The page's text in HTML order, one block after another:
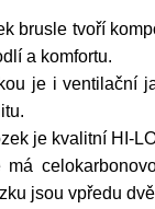
brusle tvoří
a komfortu.
je i ventilační
je kvalitní HI-
má
jsou vpředu dvě